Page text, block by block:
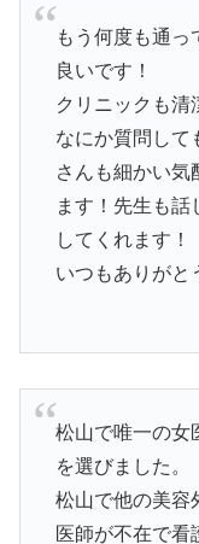
もう何度も通っ
良いです！
クリニックも清
なにか質問して
さんも細かい気
ます！先生も話
してくれます！
いつもありがと
松山で唯一の女
を選びました。
松山で他の美容
医師が不在で看